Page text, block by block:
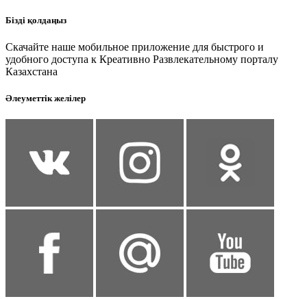
Бізді қолдаңыз
Скачайте наше мобильное приложение для быстрого и
удобного доступа к Креативно Развлекательному порталу
Казахстана
Әлеуметтік желілер